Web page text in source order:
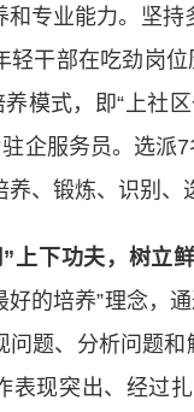
和专业能力。坚持
轻干部在吃劲岗位
养模式，即“上社
企服务员。选派
养、锻炼、识别、
上下功夫，树立鲜
好的培养”理念，
问题、分析问题
表现突出、经过